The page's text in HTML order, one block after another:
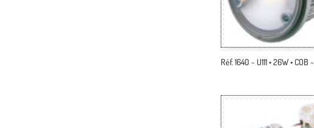
Réf. 1640 ~ U111 • 26W • COB ~